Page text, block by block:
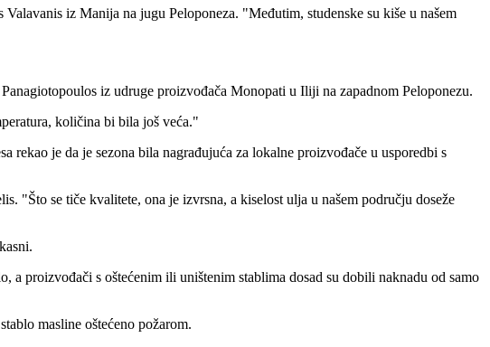
iz Manija na jugu Peloponeza. "Međutim, studenske su kiše u našem
iz udruge proizvođača Monopati u Iliji na zapadnom Peloponezu.
količina bi bila još veća."
je da je sezona bila nagrađujuća za lokalne proizvođače u usporedbi s
"Što se tiče kvalitete, ona je izvrsna, a kiselost ulja u našem području doseže
a proizvođači s oštećenim ili uništenim stablima dosad su dobili naknadu od samo
masline oštećeno požarom.